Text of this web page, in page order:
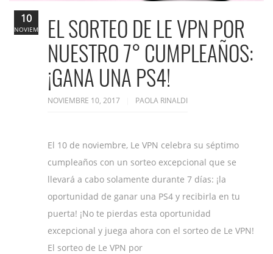
EL SORTEO DE LE VPN POR
NUESTRO 7° CUMPLEAÑOS:
¡GANA UNA PS4!
NOVIEMBRE 10, 2017 PAOLA RINALDI
El 10 de noviembre, Le VPN celebra su séptimo
cumpleaños con un sorteo excepcional que se
llevará a cabo solamente durante 7 días: ¡la
oportunidad de ganar una PS4 y recibirla en tu
puerta! ¡No te pierdas esta oportunidad
excepcional y juega ahora con el sorteo de Le VPN!
El sorteo de Le VPN por
10
NOVIEMBRE